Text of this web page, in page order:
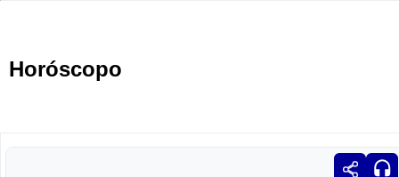
Horóscopo